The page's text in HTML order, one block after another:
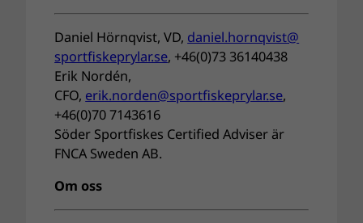
Daniel Hörnqvist, VD, daniel.hornqvist@
sportfiskeprylar.se, +46(0)73 36140438
Erik Nordén,
CFO, erik.norden@sportfiskeprylar.se,
+46(0)70 7143616
Söder Sportfiskes Certified Adviser är
FNCA Sweden AB.
Om oss